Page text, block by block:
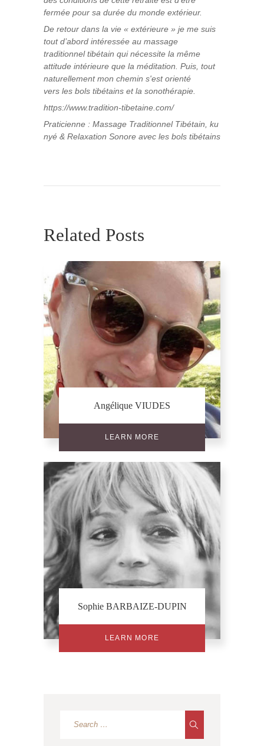
fermée pour sa durée du monde extérieur.
De retour dans la vie « extérieure » je me suis
tout d’abord intéressée au massage
traditionnel tibétain qui nécessite la même
attitude intérieure que la méditation. Puis, tout
naturellement mon chemin s'est orienté
vers les bols tibétains et la sonothérapie.
https://www.tradition-tibetaine.com/
Praticienne : Massage Traditionnel Tibétain, ku
nyé & Relaxation Sonore avec les bols tibétains
Related Posts
Angélique VIUDES
LEARN MORE
Sophie BARBAIZE-DUPIN
LEARN MORE